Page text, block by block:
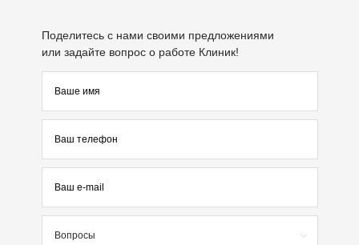
Поделитесь с нами своими предложениями
или задайте вопрос о работе Клиник!
Вопросы